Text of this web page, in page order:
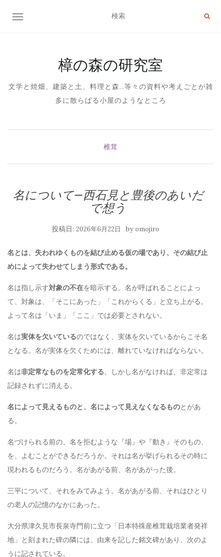
ナビゲーション切り替え
樟の森の研究室
文学と焼畑、建築と土、料理と森…等々の資料や考えごとが雑
多に散らばる小屋のようなところ
椎茸
名について—西石見と豊後のあいだ
で想う
投稿日: 2026年6月22日 byomojiro
名とは、失われゆくものを結び止める仮の場であり、その結び止
めによって失わせてしまう形式である。
名は指し示す対象の不在を暗示する。名が呼ばれることによっ
て、対象は、「そこにあった」「これからくる」と立ち上がる。
よって名は「いま」「ここ」では必要とされない。
名は実体を欠いているのではなく、実体を欠いているからこそ名
となる。名が実体を欠くためには、離れていなければならない。
名は非定常なものを定常化する。しかし名がなければ、非定常は
記録されずに消える。
名によって見えるものと、名によって見えなくなるものとがあ
る。
名づけられる前の、名を拒むような『場』や『動き』そのもの、
を、よむことができるだろうか。それは名が挙げられるその時に
現われるものだろう。名があがる前、名があがった後。
三平について、それをみてみよう。名があがる前、それはひとり
の老人の記憶のなかにあった。
大分県津久見市長泉寺門前に立つ「日本特殊産椎茸栽培業者発祥
地」と刻まれた碑の隣には、由来を記した銘文碑があり、次のよ
うに記されている。